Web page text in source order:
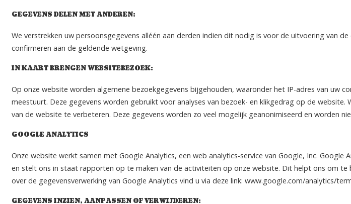
GEGEVENS DELEN MET ANDEREN:
We verstrekken uw persoonsgegevens alléén aan derden indien dit nodig is voor de uitvoering van
confirmeren aan de geldende wetgeving.
IN KAART BRENGEN WEBSITEBEZOEK:
Op onze website worden algemene bezoekgegevens bijgehouden, waaronder het IP-adres van uw
meestuurt. Deze gegevens worden gebruikt voor analyses van bezoek- en klikgedrag op de
van de website te verbeteren. Deze gegevens worden zo veel mogelijk geanonimiseerd en worden
GOOGLE ANALYTICS
Onze website werkt samen met Google Analytics, een web analytics-service van Google, Inc.
en stelt ons in staat rapporten op te maken van de activiteiten op onze website. Dit helpt ons om
over de gegevensverwerking van Google Analytics vind u via deze link: www.google.com/analytics/
GEGEVENS INZIEN, AANPASSEN OF VERWIJDEREN: